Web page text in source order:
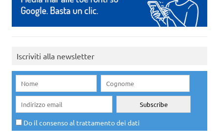
Iscriviti alla newsletter
Do il consenso al trattamento dei dati